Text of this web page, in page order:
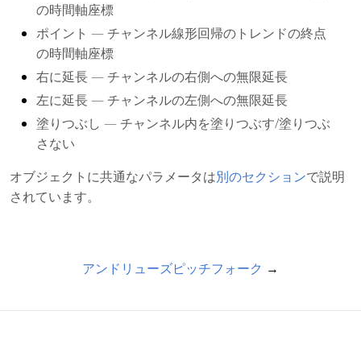
の時間軸座標
ポイント — チャンネル線形回帰のトレンドの終点
の時間軸座標
右に延長— チャンネルの右側への無限延長
左に延長— チャンネルの左側への無限延長
塗りつぶし — チャンネル内を塗りつぶす/塗りつぶ
さない
オブジェクトに共通なパラメータは別のセクションで説明
されています。
アンドリューズピッチフォーク →